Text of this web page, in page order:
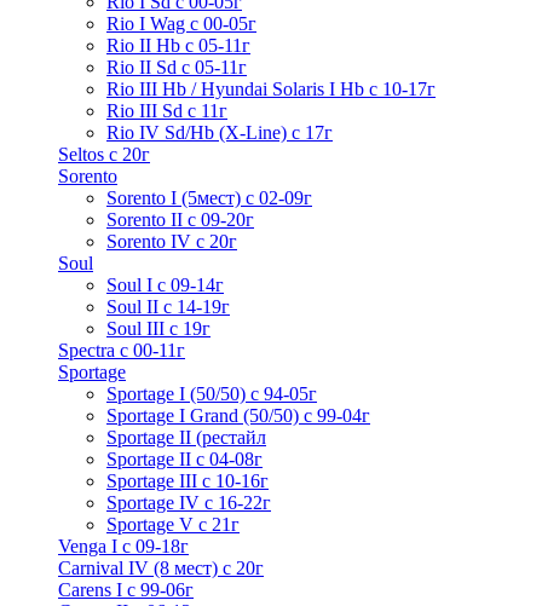
Rio I Wag c 00-05г
Rio II Hb с 05-11г
Rio II Sd с 05-11г
Rio III Hb / Hyundai Solaris I Hb с 10-17г
Rio III Sd c 11г
Rio IV Sd/Hb (X-Line) с 17г
Seltos с 20г
Sorento
Sorento I (5мест) с 02-09г
Sorento II c 09-20г
Sorento IV с 20г
Soul
Soul I с 09-14г
Soul II с 14-19г
Soul III с 19г
Spectra с 00-11г
Sportage
Sportage I (50/50) с 94-05г
Sportage I Grand (50/50) с 99-04г
Sportage II (рестайл
Sportage II c 04-08г
Sportage III c 10-16г
Sportage IV с 16-22г
Sportage V с 21г
Venga I c 09-18г
Carnival IV (8 мест) с 20г
Carens I c 99-06г